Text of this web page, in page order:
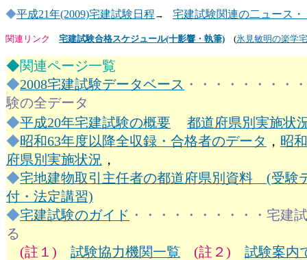
◆平成21年(2009)宅建試験日程 → 宅建試験関連の二ュース
関連リンク 宅建試験合格スケジュール(十影響・執筆) (氷見敏明の楽学
◆関連ページ一覧
◆2008宅建試験データベース ・・・・・・・・
験の全データ
◆平成20年宅建試験の概要
都道府県別実施状
◆昭和63年度以降全収録・合格者のデータ ， 昭
府県別実施状況 ，
◆宅地建物取引主任者の都道府県別資料 (受験
付・法定講習)
◆宅建試験のガイド ・・・・・・・・・・宅建
る
(註１) 試験協力機関一覧 (註２) 試験案内